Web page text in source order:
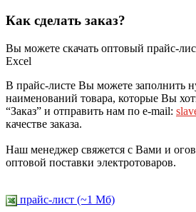
Как сделать заказ?
Вы можете скачать оптовый прайс-
Excel
В прайс-листе Вы можете заполнить
наименований товара, которые Вы
“Заказ” и отправить нам по e-mail:
качестве заказа.
Наш менеджер свяжется с Вами и
оптовой поставки электротоваров.
прайс-лист (~1 Мб)